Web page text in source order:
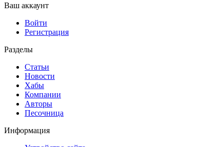
Ваш аккаунт
Войти
Регистрация
Разделы
Статьи
Новости
Хабы
Компании
Авторы
Песочница
Информация